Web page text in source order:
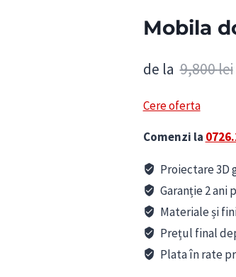
Mobila
de la9,800lei
Cere oferta
Comenzi la
Proiectare
Garanție 2
Materiale și
Prețul final
Plata în rate